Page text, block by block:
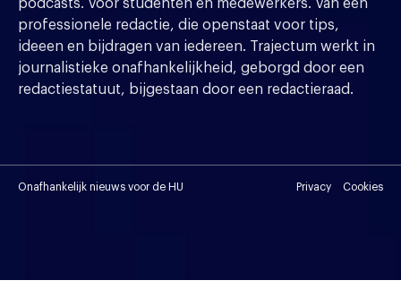
podcasts. Voor studenten en medewerkers. Van een
professionele redactie, die openstaat voor tips,
ideeen en bijdragen van iedereen. Trajectum werkt in
journalistieke onafhankelijkheid, geborgd door een
redactiestatuut, bijgestaan door een redactieraad.
Onafhankelijk nieuws voor de HU Privacy Cookies